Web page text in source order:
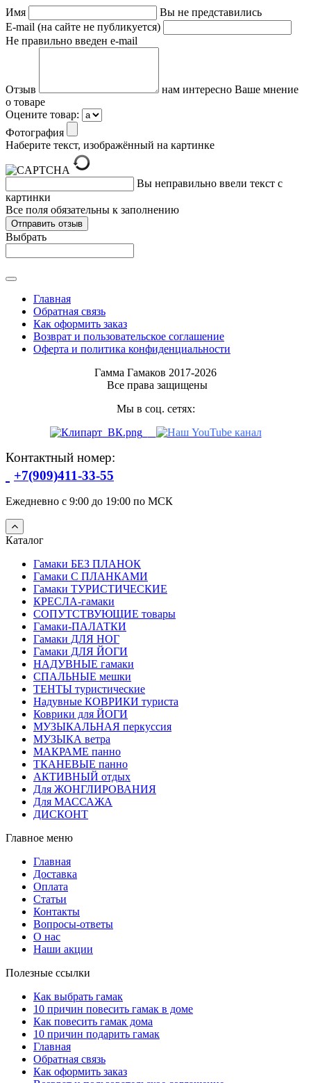
Имя
Вы не представились
E-mail (на сайте не публикуется)
Не правильно введен e-mail
Отзыв
нам интересно Ваше мнение
о товаре
Оцените товар:
Фотография
Наберите текст, изображённый на картинке
Вы неправильно ввели текст с
картинки
Все поля обязательны к заполнению
Выбрать
Главная
Обратная связь
Как оформить заказ
Возврат и пользовательское соглашение
Оферта и политика конфиденциальности
Гамма Гамаков 2017-2026
Все права защищены
Мы в соц. сетях:
Контактный номер:
+7(909)411-33-55
Ежедневно с 9:00 до 19:00 по МСК
Каталог
Гамаки БЕЗ ПЛАНОК
Гамаки С ПЛАНКАМИ
Гамаки ТУРИСТИЧЕСКИЕ
КРЕСЛА-гамаки
СОПУТСТВУЮЩИЕ товары
Гамаки-ПАЛАТКИ
Гамаки ДЛЯ НОГ
Гамаки ДЛЯ ЙОГИ
НАДУВНЫЕ гамаки
СПАЛЬНЫЕ мешки
ТЕНТЫ туристические
Надувные КОВРИКИ туриста
Коврики для ЙОГИ
МУЗЫКАЛЬНАЯ перкуссия
МУЗЫКА ветра
МАКРАМЕ панно
ТКАНЕВЫЕ панно
АКТИВНЫЙ отдых
Для ЖОНГЛИРОВАНИЯ
Для МАССАЖА
ДИСКОНТ
Главное меню
Главная
Доставка
Оплата
Статьи
Контакты
Вопросы-ответы
О нас
Наши акции
Полезные ссылки
Как выбрать гамак
10 причин повесить гамак в доме
Как повесить гамак дома
10 причин подарить гамак
Главная
Обратная связь
Как оформить заказ